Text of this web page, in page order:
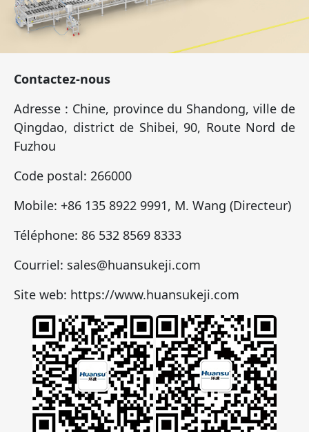
Contactez-nous
Adresse : Chine, province du Shandong, ville de
Qingdao, district de Shibei, 90, Route Nord de
Fuzhou
Code postal: 266000
Mobile: +86 135 8922 9991, M. Wang (Directeur)
Téléphone: 86 532 8569 8333
Courriel: sales@huansukeji.com
Site web: https://www.huansukeji.com